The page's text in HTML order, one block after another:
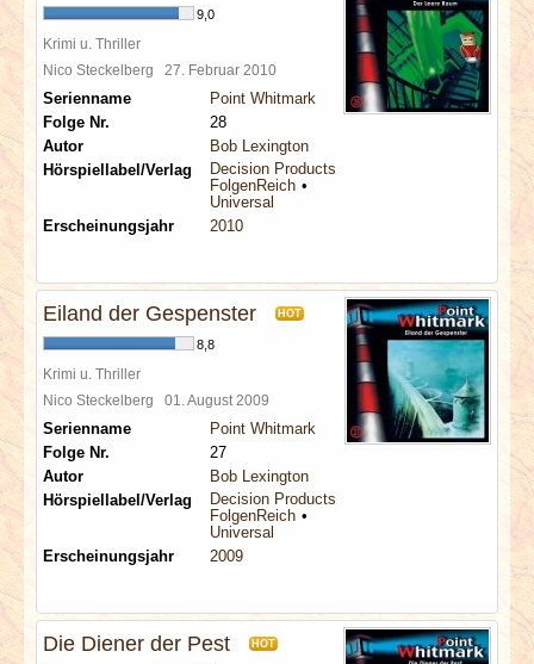
9,0
Krimi u. Thriller
Nico Steckelberg 27. Februar 2010
Serienname
Point Whitmark
Folge Nr.
28
Autor
Bob Lexington
Hörspiellabel/Verlag
Decision Products
FolgenReich
Universal
Erscheinungsjahr
2010
Eiland der Gespenster HOT
8,8
Krimi u. Thriller
Nico Steckelberg 01. August 2009
Serienname
Point Whitmark
Folge Nr.
27
Autor
Bob Lexington
Hörspiellabel/Verlag
Decision Products
FolgenReich
Universal
Erscheinungsjahr
2009
Die Diener der Pest HOT